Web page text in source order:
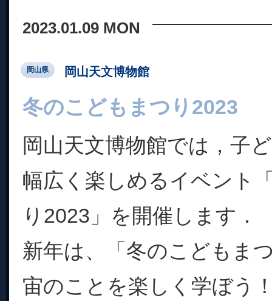
2023.01.09 MON
岡山県 岡山天文博物館
冬のこどもまつり2023
岡山天文博物館では，子
幅広く楽しめるイベント
り2023」を開催します．
新年は、「冬のこどもま
宙のことを楽しく学ぼう